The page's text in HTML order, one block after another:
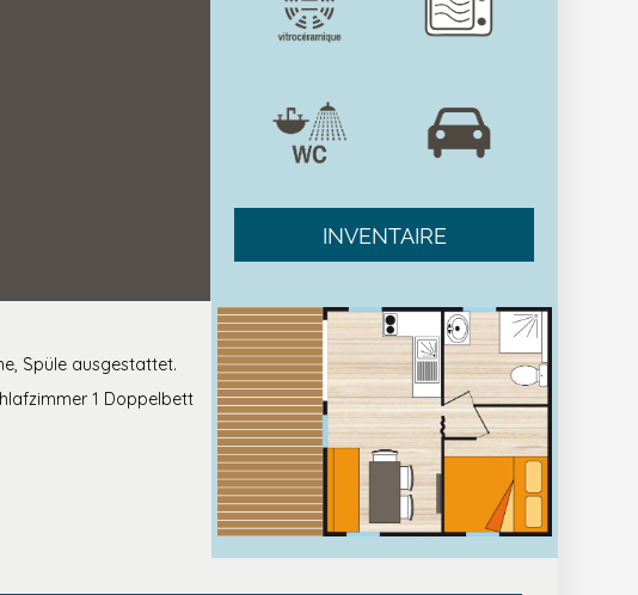
INVENTAIRE
Spüle ausgestattet.
1 Doppelbett